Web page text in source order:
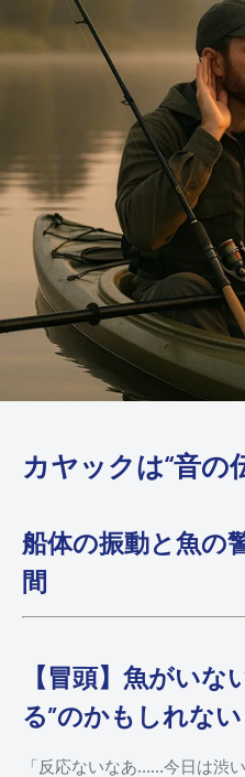
カヤックは“音の
船体の振動と魚の
間
【冒頭】魚がいな
る”のかもしれない
「反応ないなあ……今日は渋い